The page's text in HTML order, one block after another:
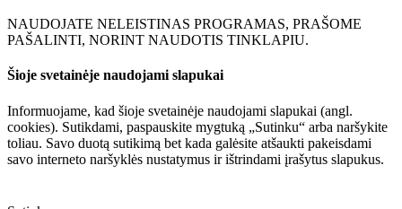
NAUDOJATE NELEISTINAS PROGRAMAS, PRAŠOME
PAŠALINTI, NORINT NAUDOTIS TINKLAPIU.
Šioje svetainėje naudojami slapukai
Informuojame, kad šioje svetainėje naudojami slapukai (angl.
cookies). Sutikdami, paspauskite mygtuką „Sutinku“ arba naršykite
toliau. Savo duotą sutikimą bet kada galėsite atšaukti pakeisdami
savo interneto naršyklės nustatymus ir ištrindami įrašytus slapukus.